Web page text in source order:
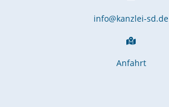
info@kanzlei-sd.de
Anfahrt